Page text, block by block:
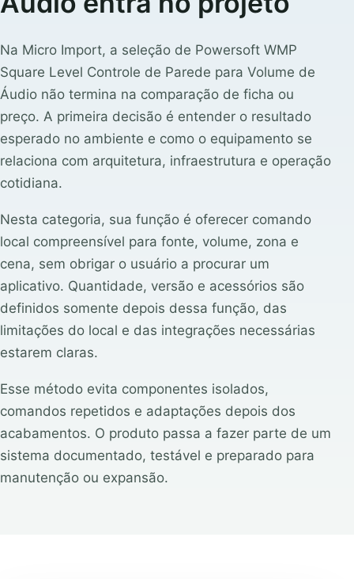
Na Micro Import, a seleção de Powersoft WMP
Square Level Controle de Parede para Volume de
Áudio não termina na comparação de ficha ou
preço. A primeira decisão é entender o resultado
esperado no ambiente e como o equipamento se
relaciona com arquitetura, infraestrutura e operação
cotidiana.
Nesta categoria, sua função é oferecer comando
local compreensível para fonte, volume, zona e
cena, sem obrigar o usuário a procurar um
aplicativo. Quantidade, versão e acessórios são
definidos somente depois dessa função, das
limitações do local e das integrações necessárias
estarem claras.
Esse método evita componentes isolados,
comandos repetidos e adaptações depois dos
acabamentos. O produto passa a fazer parte de um
sistema documentado, testável e preparado para
manutenção ou expansão.